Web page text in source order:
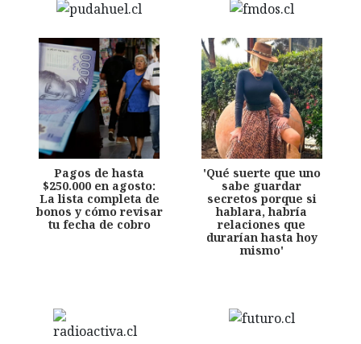
Pagos de hasta
$250.000 en agosto:
La lista completa de
bonos y cómo revisar
tu fecha de cobro
'Qué suerte que uno
sabe guardar
secretos porque si
hablara, habría
relaciones que
durarían hasta hoy
mismo'